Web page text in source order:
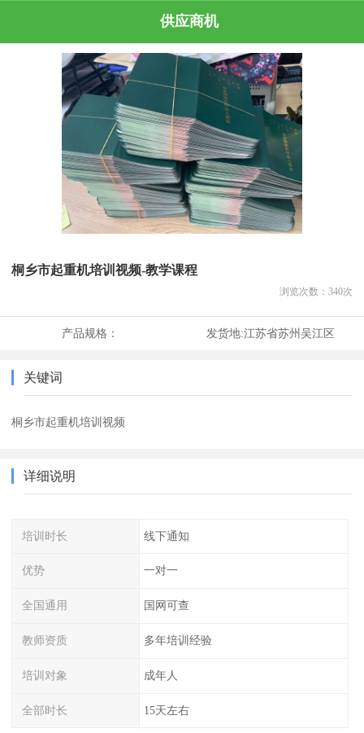
供应商机
桐乡市起重机培训视频-教学课程
浏览次数： 340次
产品规格： 发货地:江苏省苏州吴江区
关键词
桐乡市起重机培训视频
详细说明
培训时长 线下通知
优势 一对一
全国通用 国网可查
教师资质 多年培训经验
培训对象 成年人
全部时长 15天左右